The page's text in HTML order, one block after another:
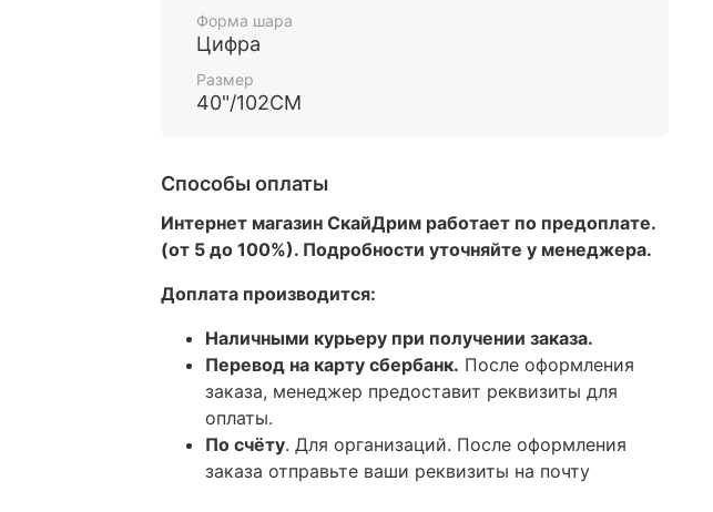
Форма шара
Цифра
Размер
40"/102СМ
Способы оплаты
Интернет магазин СкайДрим работает по предоплате.
(от 5 до 100%). Подробности уточняйте у менеджера.
Доплата производится:
Наличными курьеру при получении заказа.
Перевод на карту сбербанк. После оформления
заказа, менеджер предоставит реквизиты для
оплаты.
По счёту. Для организаций. После оформления
заказа отправьте ваши реквизиты на почту